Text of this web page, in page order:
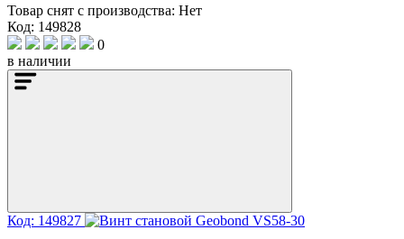
Товар снят с производства: Нет
Код: 149828
0
в наличии
Код: 149827